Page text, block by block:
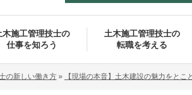
木施工管理技士の
仕事を知ろう
土木施工管理技士の
転職を考える
の新しい働き方 » 【現場の本音】土木建設の魅力をとこ